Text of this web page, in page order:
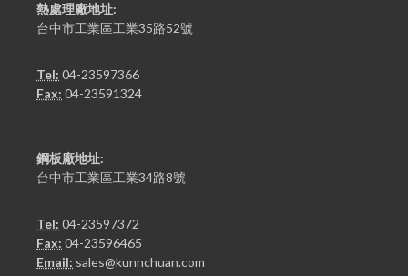
熱處理廠地址:
台中市工業區工業35路52號
Tel: 04-23597366
Fax: 04-23591324
鋼板廠地址:
台中市工業區工業34路8號
Tel: 04-23597372
Fax: 04-23596465
Email: sales@kunnchuan.com